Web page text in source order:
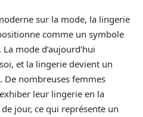
sur la mode, la lingerie
comme un symbole
mode d’aujourd’hui
et la lingerie devient un
De nombreuses femmes
leur lingerie en la
jour, ce qui représente un